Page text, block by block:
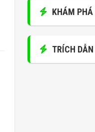
KHÁM PHÁ
TRÍCH DẪN